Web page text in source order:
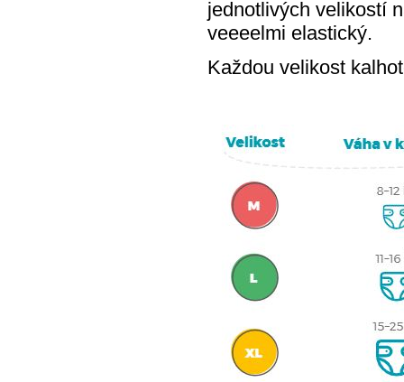
jednotlivých velikostí
veeeelmi elastický.
Každou velikost